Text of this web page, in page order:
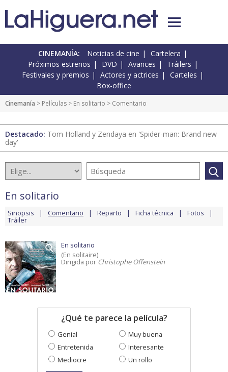
CINEMANÍA: Noticias de cine
Cartelera
Próximos estrenos
DVD Avances
Tráilers
Festivales y premios
Actores y actrices
Carteles
Box-office
Cinemanía > Películas > En solitario > Comentario
Destacado: Tom Holland y Zendaya en 'Spider-man: Brand new
day'
En solitario
Sinopsis Comentario Reparto Ficha técnica Fotos
Tráiler
En solitario
(En solitaire)
Dirigida por Christophe Offenstein
¿Qué te parece la película?
Genial
Muy buena
Entretenida
Interesante
Mediocre
Un rollo